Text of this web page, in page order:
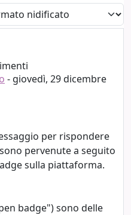
- giovedì, 29 dicembre
per rispondere
pervenute a seguito
sulla piattaforma.
badge") sono delle